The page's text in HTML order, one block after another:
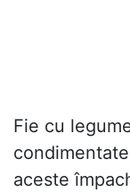
Fie cu
aceste